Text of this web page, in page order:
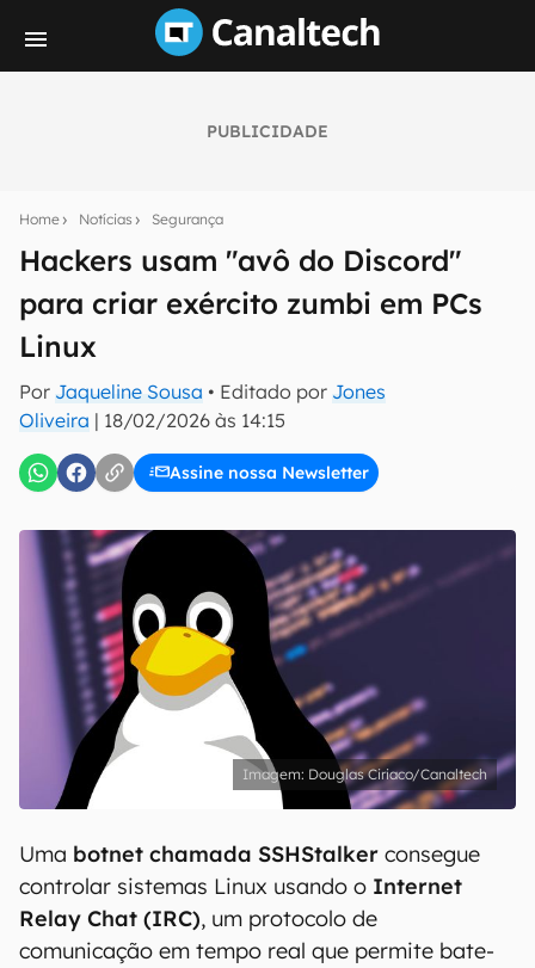
PUBLICIDADE
Home Notícias Segurança
Hackers usam "avô do Discord"
para criar exército zumbi em PCs
Linux
Por Jaqueline Sousa • Editado por Jones
Oliveira | 18/02/2026 às 14:15
Assine nossa Newsletter
notícias e reviews sobre tecnologia em primeira
mão.
E-mail
inscreva-se
Confirmo que li, aceito e concordo com os Termos de
Uso e Política de Privacidade do Canaltech.
Douglas Ciriaco/Canaltech
Uma botnet chamada SSHStalker consegue
controlar sistemas Linux usando o Internet
Relay Chat (IRC), um protocolo de
comunicação em tempo real que permite bate-